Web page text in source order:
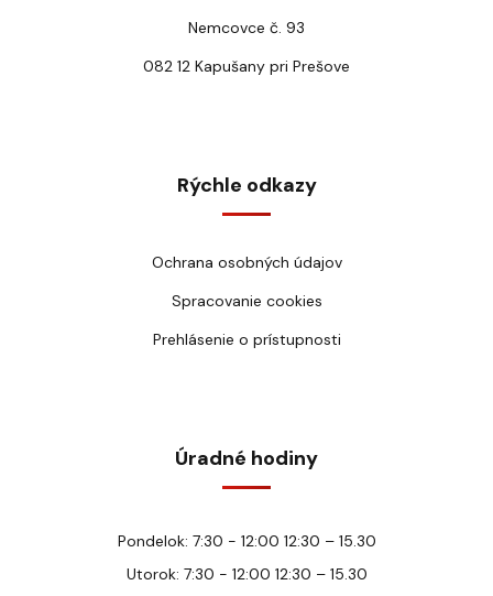
Nemcovce č. 93
082 12 Kapušany pri Prešove
Rýchle odkazy
Ochrana osobných údajov
Spracovanie cookies
Prehlásenie o prístupnosti
Úradné hodiny
Pondelok: 7:30 - 12:00 12:30 – 15.30
Utorok: 7:30 - 12:00 12:30 – 15.30